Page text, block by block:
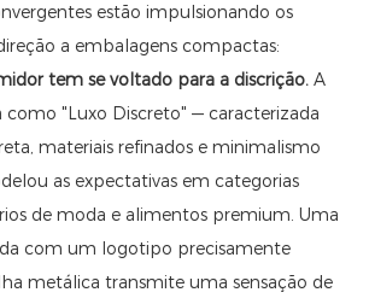
estão impulsionando os
a embalagens compactas:
tem se voltado para a discrição. A
como "Luxo Discreto" — caracterizada
materiais refinados e minimalismo
as expectativas em categorias
de moda e alimentos premium. Uma
com um logotipo precisamente
metálica transmite uma sensação de